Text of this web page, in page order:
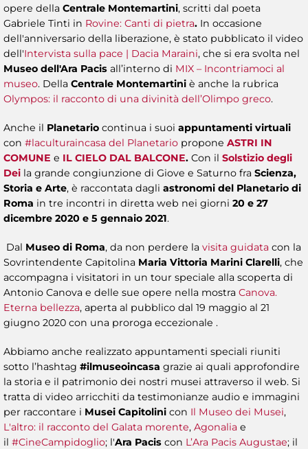
opere della Centrale Montemartini, scritti dal poeta
Gabriele Tinti in ​ Rovine: Canti di pietra. In occasione
dell'anniversario della liberazione, è stato pubblicato il video
dell'Intervista sulla pace | Dacia Maraini, che si era svolta nel
Museo dell'Ara Pacis all’interno di MIX – Incontriamoci al
museo. Della Centrale Montemartini è anche la rubrica
Olympos: il racconto di una divinità dell’Olimpo greco.
Anche il Planetario continua i suoi appuntamenti virtuali
con #laculturaincasa del Planetario propone ASTRI IN
COMUNE e IL CIELO DAL BALCONE. Con il Solstizio degli
Dei la grande congiunzione di Giove e Saturno fra Scienza,
Storia e Arte, è raccontata dagli astronomi del Planetario di
Roma in tre incontri in diretta web nei giorni 20 e 27
dicembre 2020 e 5 gennaio 2021.
Dal Museo di Roma, da non perdere la visita guidata con la
Sovrintendente Capitolina Maria Vittoria Marini Clarelli, che
accompagna i visitatori in un tour speciale alla scoperta di
Antonio Canova e delle sue opere nella mostra Canova.
Eterna bellezza, aperta al pubblico dal 19 maggio al 21
giugno 2020 con una proroga eccezionale .
Abbiamo anche realizzato appuntamenti speciali riuniti
sotto l’hashtag #ilmuseoincasa grazie ai quali approfondire
la storia e il patrimonio dei nostri musei attraverso il web. Si
tratta di video arricchiti da testimonianze audio e immagini
per raccontare i Musei Capitolini con Il Museo dei Musei,
L'altro: il racconto del Galata morente, Agonalia e
il #CineCampidoglio; l'Ara Pacis con L’Ara Pacis Augustae; il